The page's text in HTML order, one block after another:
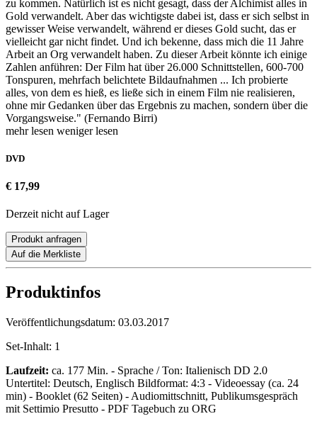
zu kommen. Natürlich ist es nicht gesagt, dass der Alchimist alles in
Gold verwandelt. Aber das wichtigste dabei ist, dass er sich selbst in
gewisser Weise verwandelt, während er dieses Gold sucht, das er
vielleicht gar nicht findet. Und ich bekenne, dass mich die 11 Jahre
Arbeit an Org verwandelt haben. Zu dieser Arbeit könnte ich einige
Zahlen anführen: Der Film hat über 26.000 Schnittstellen, 600-700
Tonspuren, mehrfach belichtete Bildaufnahmen ... Ich probierte
alles, von dem es hieß, es ließe sich in einem Film nie realisieren,
ohne mir Gedanken über das Ergebnis zu machen, sondern über die
Vorgangsweise." (Fernando Birri)
mehr lesen weniger lesen
DVD
€ 17,99
Derzeit nicht auf Lager
Produkt anfragen
Auf die Merkliste
Produktinfos
Veröffentlichungsdatum: 03.03.2017
Set-Inhalt: 1
Laufzeit: ca. 177 Min. - Sprache / Ton: Italienisch DD 2.0
Untertitel: Deutsch, Englisch Bildformat: 4:3 - Videoessay (ca. 24
min) - Booklet (62 Seiten) - Audiomittschnitt, Publikumsgespräch
mit Settimio Presutto - PDF Tagebuch zu ORG